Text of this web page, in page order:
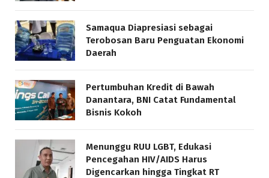
Samaqua Diapresiasi sebagai
Terobosan Baru Penguatan Ekonomi
Daerah
Pertumbuhan Kredit di Bawah
Danantara, BNI Catat Fundamental
Bisnis Kokoh
Menunggu RUU LGBT, Edukasi
Pencegahan HIV/AIDS Harus
Digencarkan hingga Tingkat RT